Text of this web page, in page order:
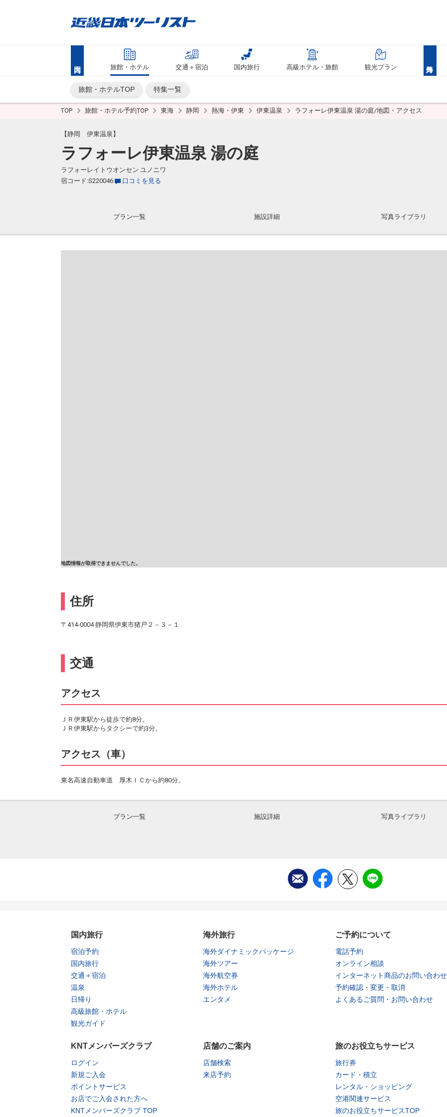
旅館・ホテル 交通＋宿泊 国内旅行 高級ホテル・旅館 観光プラン
旅館・ホテルTOP 特集一覧
TOP 旅館・ホテル予約TOP 東海 静岡 熱海・伊東 伊東温泉 ラフォーレ伊東温泉 湯の庭/地図・アクセス
【静岡 伊東温泉】
ラフォーレ伊東温泉 湯の庭
ラフォーレイトウオンセン ユノニワ
宿コード:S220046
口コミを見る
プラン一覧 施設詳細 写真ライブラリ
地図情報が取得できませんでした。
住所
〒414-0004 静岡県伊東市猪戸２－３－１
交通
アクセス
ＪＲ伊東駅から徒歩で約8分。
ＪＲ伊東駅からタクシーで約3分。
アクセス（車）
東名高速自動車道 厚木ＩＣから約80分。
プラン一覧 施設詳細 写真ライブラリ
国内旅行
宿泊予約
国内旅行
交通＋宿泊
温泉
日帰り
高級旅館・ホテル
観光ガイド
海外旅行
海外ダイナミックパッケージ
海外ツアー
海外航空券
海外ホテル
エンタメ
ご予約について
電話予約
オンライン相談
インターネット商品のお問い合わせ
予約確認・変更・取消
よくあるご質問・お問い合わせ
KNTメンバーズクラブ
ログイン
新規ご入会
ポイントサービス
お店でご入会された方へ
KNTメンバーズクラブ TOP
店舗のご案内
店舗検索
来店予約
旅のお役立ちサービス
旅行券
カード・積立
レンタル・ショッピング
空港関連サービス
旅のお役立ちサービスTOP